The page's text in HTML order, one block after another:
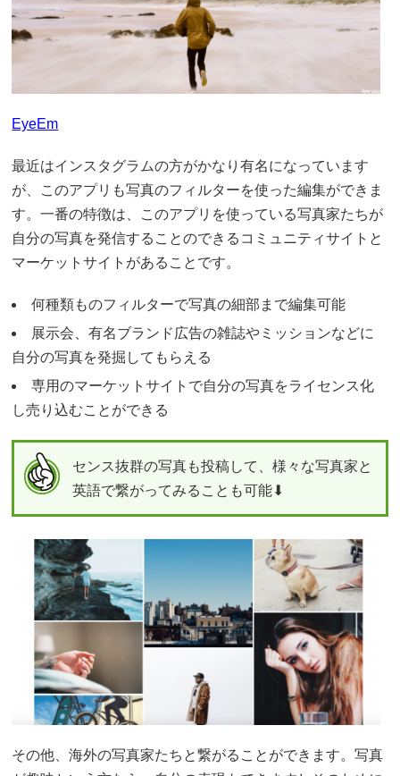
EyeEm
最近はインスタグラムの方がかなり有名になっています
が、このアプリも写真のフィルターを使った編集ができま
す。一番の特徴は、このアプリを使っている写真家たちが
自分の写真を発信することのできるコミュニティサイトと
マーケットサイトがあることです。
何種類ものフィルターで写真の細部まで編集可能
展示会、有名ブランド広告の雑誌やミッションなどに
自分の写真を発掘してもらえる
専用のマーケットサイトで自分の写真をライセンス化
し売り込むことができる
センス抜群の写真も投稿して、様々な写真家と
英語で繋がってみることも可能⬇︎
その他、海外の写真家たちと繋がることができます。写真